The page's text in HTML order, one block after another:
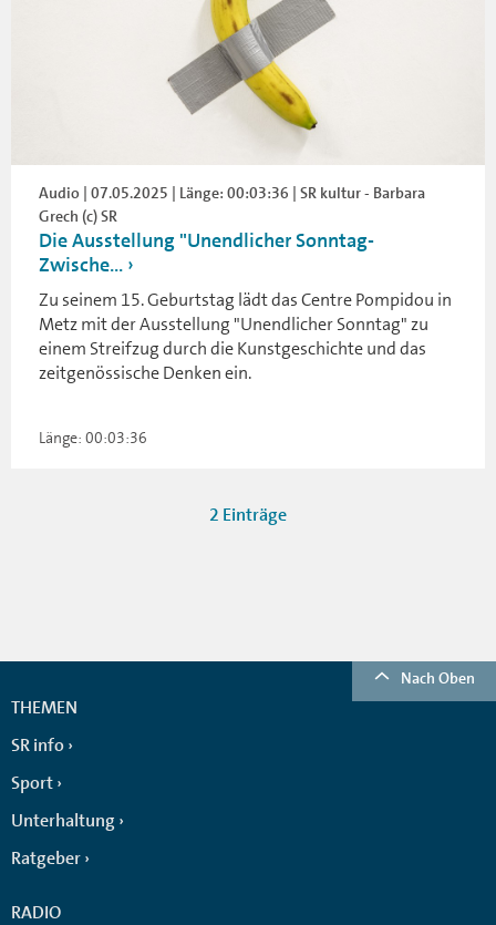
Audio | 07.05.2025 | Länge: 00:03:36 | SR kultur - Barbara
Grech (c) SR
Die Ausstellung "Unendlicher Sonntag-
Zwische...
Zu seinem 15. Geburtstag lädt das Centre Pompidou in
Metz mit der Ausstellung "Unendlicher Sonntag" zu
einem Streifzug durch die Kunstgeschichte und das
zeitgenössische Denken ein.
Länge: 00:03:36
2 Einträge
Nach Oben
THEMEN
SR info
Sport
Unterhaltung
Ratgeber
RADIO